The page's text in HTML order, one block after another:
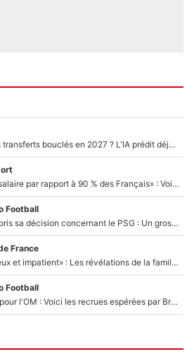
PSG : Deux gros transferts bouclés en 2027 ? L'IA prédit déjà les deux joueurs qui pourraient rejoindre Luis Enrique !
«C'est un beau salaire par rapport à 90 % des Français» : Voilà combien touchait Nelson Monfort sur France Télévisions avant de rejoindre CNews
Football
Ferran Torres a pris sa décision concernant le PSG : Un gros club étranger prêt à relancer le feuilleton pour la signature du champion du monde 2026 !
France
«Il est très heureux et impatient» : Les révélations de la famille Zidane sur sa prise de pouvoir en équipe de France !
Football
Plus de 100M€ pour l'OM : Voici les recrues espérées par Bruno Genesio et Grégory Lorenzi après l’opération dégraissage